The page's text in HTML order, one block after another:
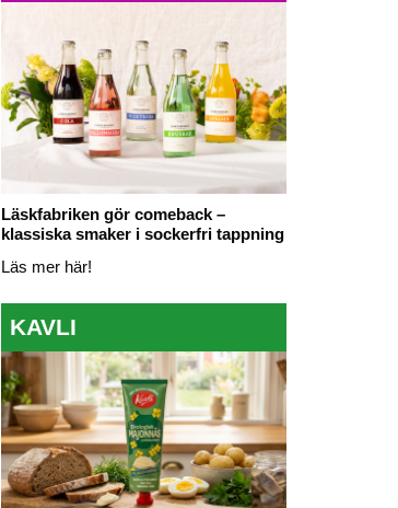
Läskfabriken gör comeback –
klassiska smaker i sockerfri tappning
Läs mer här!
KAVLI